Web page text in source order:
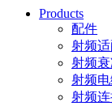
Products
配件
射频
射频
射频
射频